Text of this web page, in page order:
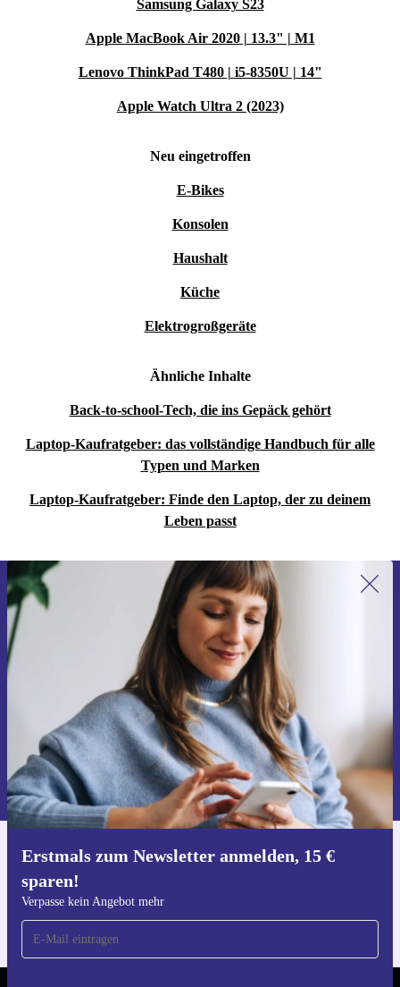
Samsung Galaxy S23
Apple MacBook Air 2020 | 13.3" | M1
Lenovo ThinkPad T480 | i5-8350U | 14"
Apple Watch Ultra 2 (2023)
Neu eingetroffen
E-Bikes
Konsolen
Haushalt
Küche
Elektrogroßgeräte
Ähnliche Inhalte
Back-to-school-Tech, die ins Gepäck gehört
Laptop-Kaufratgeber: das vollständige Handbuch für alle
Typen und Marken
Laptop-Kaufratgeber: Finde den Laptop, der zu deinem
Leben passt
Erstmals zum Newsletter anmelden, 15 €
sparen!
Verpasse kein Angebot mehr
Erstmals zum Newsletter anmelden,
15 € sparen!
Verpasse kein Angebot mehr.
Gutschein anfordern
Informationen über die Verwendung personenbezogener Daten findest
du in unserer
Datenschutzerklärung.
Hol dir die refurbed-App